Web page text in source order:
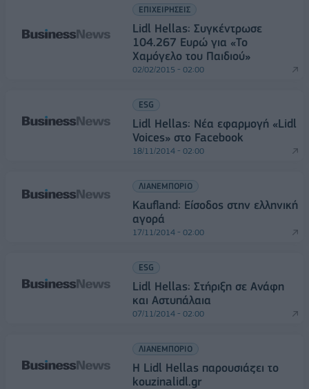
ΕΠΙΧΕΙΡΗΣΕΙΣ
Lidl Hellas: Συγκέντρωσε
104.267 Ευρώ για «Το
Χαμόγελο του Παιδιού»
02/02/2015 - 02:00
ESG
Lidl Hellas: Νέα εφαρμογή «Lidl
Voices» στο Facebook
18/11/2014 - 02:00
ΛΙΑΝΕΜΠΟΡΙΟ
Kaufland: Είσοδος στην ελληνική
αγορά
17/11/2014 - 02:00
ESG
Lidl Hellas: Στήριξη σε Ανάφη
και Αστυπάλαια
07/11/2014 - 02:00
ΛΙΑΝΕΜΠΟΡΙΟ
Η Lidl Hellas παρουσιάζει το
kouzinalidl.gr